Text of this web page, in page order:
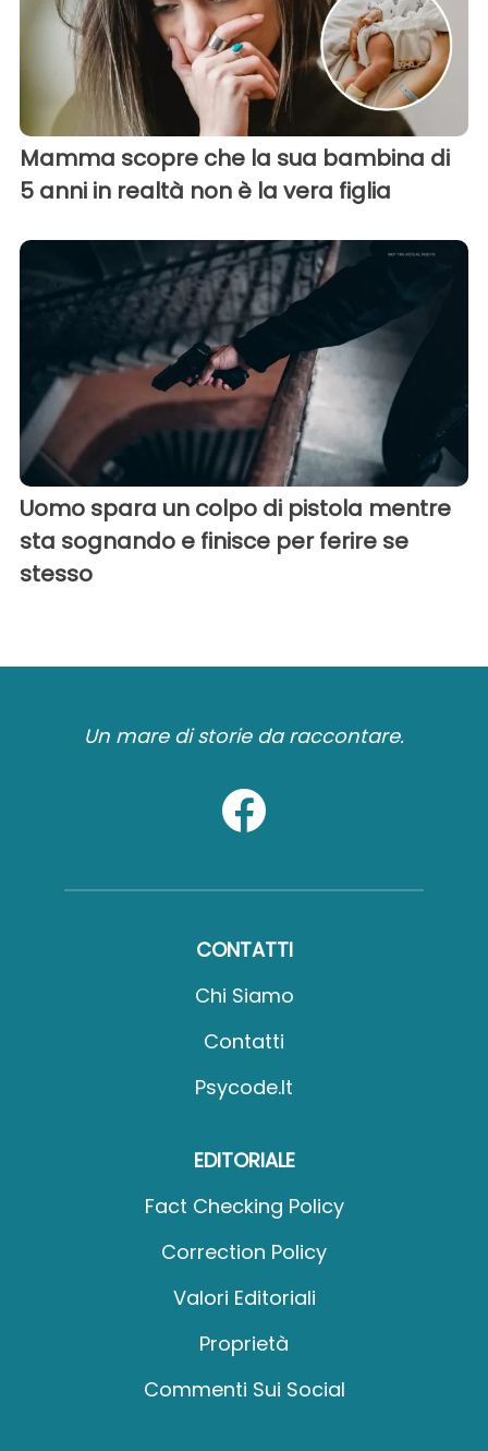
Mamma scopre che la sua bambina di
5 anni in realtà non è la vera figlia
Uomo spara un colpo di pistola mentre
sta sognando e finisce per ferire se
stesso
Un mare di storie da raccontare.
CONTATTI
Chi Siamo
Contatti
Psycode.it
EDITORIALE
Fact Checking Policy
Correction Policy
Valori Editoriali
Proprietà
Commenti Sui Social